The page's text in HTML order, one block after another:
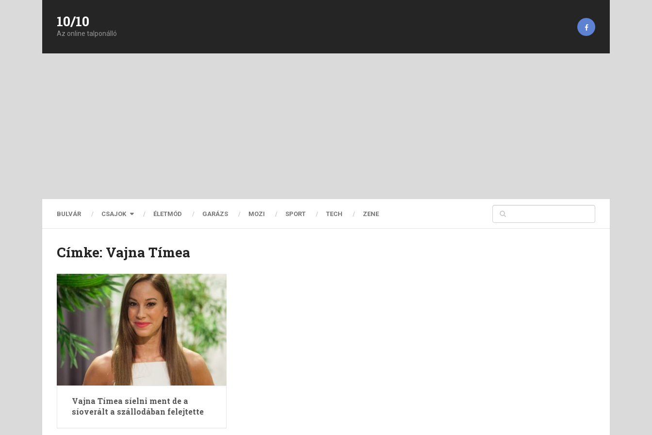
10/10
Az online talponálló
BULVÁR CSAJOK ÉLETMÓD GARÁZS MOZI SPORT TECH ZENE
Címke: Vajna Tímea
Vajna Tímea síelni ment de a
síoverált a szállodában felejtette